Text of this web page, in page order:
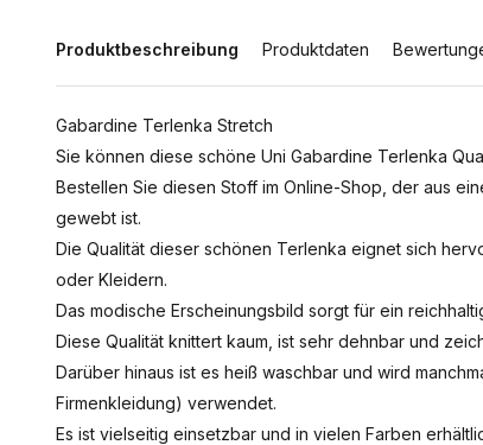
Produktbeschreibung Produktdaten
Gabardine Terlenka Stretch
Sie können diese schöne Uni Gabardine Terlenka
Bestellen Sie diesen Stoff im Online-Shop, der aus
gewebt ist.
Die Qualität dieser schönen Terlenka eignet sich
oder Kleidern.
Das modische Erscheinungsbild sorgt für ein
Diese Qualität knittert kaum, ist sehr dehnbar und
Darüber hinaus ist es heiß waschbar und wird
Firmenkleidung) verwendet.
Es ist vielseitig einsetzbar und in vielen Farben